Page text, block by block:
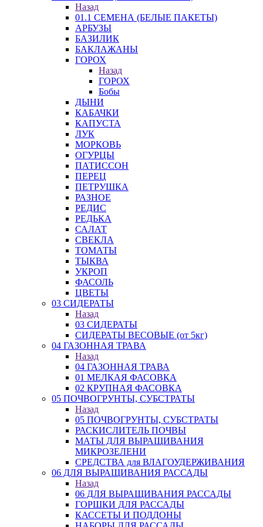
Назад
01.1 СЕМЕНА (БЕЛЫЕ ПАКЕТЫ)
АРБУЗЫ
БАЗИЛИК
БАКЛАЖАНЫ
ГОРОХ
Назад
ГОРОХ
Бобы
ДЫНИ
КАБАЧКИ
КАПУСТА
ЛУК
МОРКОВЬ
ОГУРЦЫ
ПАТИССОН
ПЕРЕЦ
ПЕТРУШКА
РАЗНОЕ
РЕДИС
РЕДЬКА
САЛАТ
СВЕКЛА
ТОМАТЫ
ТЫКВА
УКРОП
ФАСОЛЬ
ЦВЕТЫ
03 СИДЕРАТЫ
Назад
03 СИДЕРАТЫ
СИДЕРАТЫ ВЕСОВЫЕ (от 5кг)
04 ГАЗОННАЯ ТРАВА
Назад
04 ГАЗОННАЯ ТРАВА
01 МЕЛКАЯ ФАСОВКА
02 КРУПНАЯ ФАСОВКА
05 ПОЧВОГРУНТЫ, СУБСТРАТЫ
Назад
05 ПОЧВОГРУНТЫ, СУБСТРАТЫ
РАСКИСЛИТЕЛЬ ПОЧВЫ
МАТЫ ДЛЯ ВЫРАЩИВАНИЯ
МИКРОЗЕЛЕНИ
СРЕДСТВА для ВЛАГОУДЕРЖИВАНИЯ
06 ДЛЯ ВЫРАЩИВАНИЯ РАССАДЫ
Назад
06 ДЛЯ ВЫРАЩИВАНИЯ РАССАДЫ
ГОРШКИ ДЛЯ РАССАДЫ
КАССЕТЫ И ПОДДОНЫ